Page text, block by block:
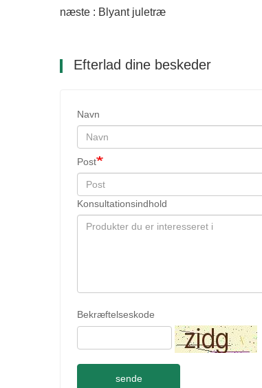
næste : Blyant juletræ
Efterlad dine beskeder
Navn
Post
Konsultationsindhold
Bekræftelseskode
sende